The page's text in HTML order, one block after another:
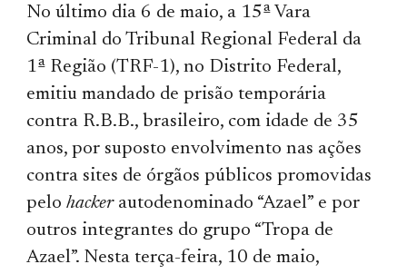
No último dia 6 de maio, a 15ª Vara
Criminal do Tribunal Regional Federal da
1ª Região (TRF-1), no Distrito Federal,
emitiu mandado de prisão temporária
contra R.B.B., brasileiro, com idade de 35
anos, por suposto envolvimento nas ações
contra sites de órgãos públicos promovidas
pelohackerautodenominado “Azael” e por
outros integrantes do grupo “Tropa de
Azael”. Nesta terça-feira, 10 de maio,